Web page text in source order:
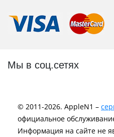
Мы в соц.сетях
© 2011-2026. AppleN1 –
официальное
Информация на сайте не